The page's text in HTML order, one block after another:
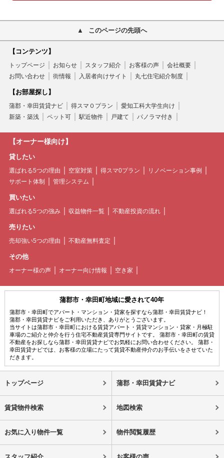
このページの先頭へ
【コンテンツ】
トップページ お知らせ スタッフ紹介 お客様の声
会社概要
お問い合わせ
街情報 入居者向けサイト 丸七住宅紹介制度
【お部屋探し】
蒲郡・幸田賃貸ナビ 得スマ０プラン
愛知工科大学生向け
新築・築浅
ペット可 駅近物件 戸建て パノラマ付き
【オーナー様向け】
貸したい
選ばれる5つの理由 空室対策 得スマ0プラン
リノベーション事例
サポート体制
管理システム
買いたい
選ばれる5つの強み 収益物件一覧 不動産投資の流れ
売りたい
売却強い5つの理由 不動産無料査定
その他
オーナー様の声 オーナー向け情報 空き家
蒲郡市・幸田町地域に愛されて40年
蒲郡市・幸田町でアパート・マンション・貸家を探すなら蒲郡・幸田賃貸ナビ！
蒲郡・幸田賃貸ナビをご利用いただき、ありがとうございます。
当サイトは蒲郡市・幸田町における賃貸アパート・賃貸マンション・貸家・月極駐
車場のご紹介と仲介を行う住宅不動産賃貸専門サイトです。 蒲郡市・幸田町の賃貸
不動産をお探しなら蒲郡・幸田賃貸ナビでお気軽にお問い合わせください。 蒲郡・
幸田賃貸ナビでは、お客様の立場にたって賃貸不動産仲介のお手伝いをさせていた
だきます。
トップページ 蒲郡・幸田賃貸ナビ
賃貸物件検索 地図検索
お気に入り物件一覧 物件閲覧履歴